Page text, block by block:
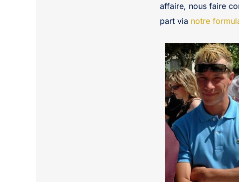
affaire, nous faire
part via notre